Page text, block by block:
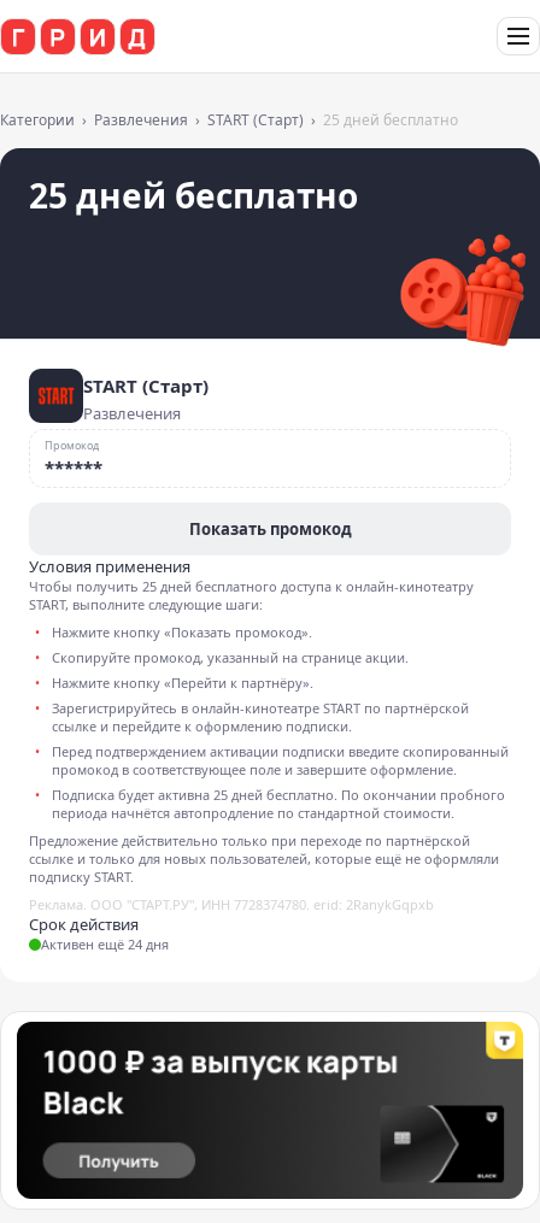
Категории Развлечения START (Старт) 25 дней бесплатно
25 дней бесплатно
START (Старт)
Развлечения
Промокод
******
Показать промокод
Условия применения
Чтобы получить 25 дней бесплатного доступа к онлайн-кинотеатру
START, выполните следующие шаги:
Нажмите кнопку «Показать промокод».
Скопируйте промокод, указанный на странице акции.
Нажмите кнопку «Перейти к партнёру».
Зарегистрируйтесь в онлайн-кинотеатре START по партнёрской
ссылке и перейдите к оформлению подписки.
Перед подтверждением активации подписки введите скопированный
промокод в соответствующее поле и завершите оформление.
Подписка будет активна 25 дней бесплатно. По окончании пробного
периода начнётся автопродление по стандартной стоимости.
Предложение действительно только при переходе по партнёрской
ссылке и только для новых пользователей, которые ещё не оформляли
подписку START.
Реклама. ООО "СТАРТ.РУ", ИНН 7728374780. erid: 2RanykGqpxb
Срок действия
Активен ещё 24 дня